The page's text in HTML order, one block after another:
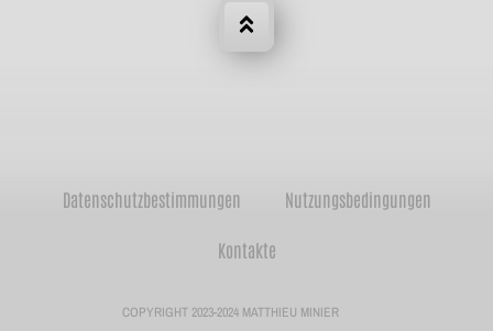
Datenschutzbestimmungen Nutzungsbedingungen
Kontakte
COPYRIGHT 2023-2024 MATTHIEU MINIER